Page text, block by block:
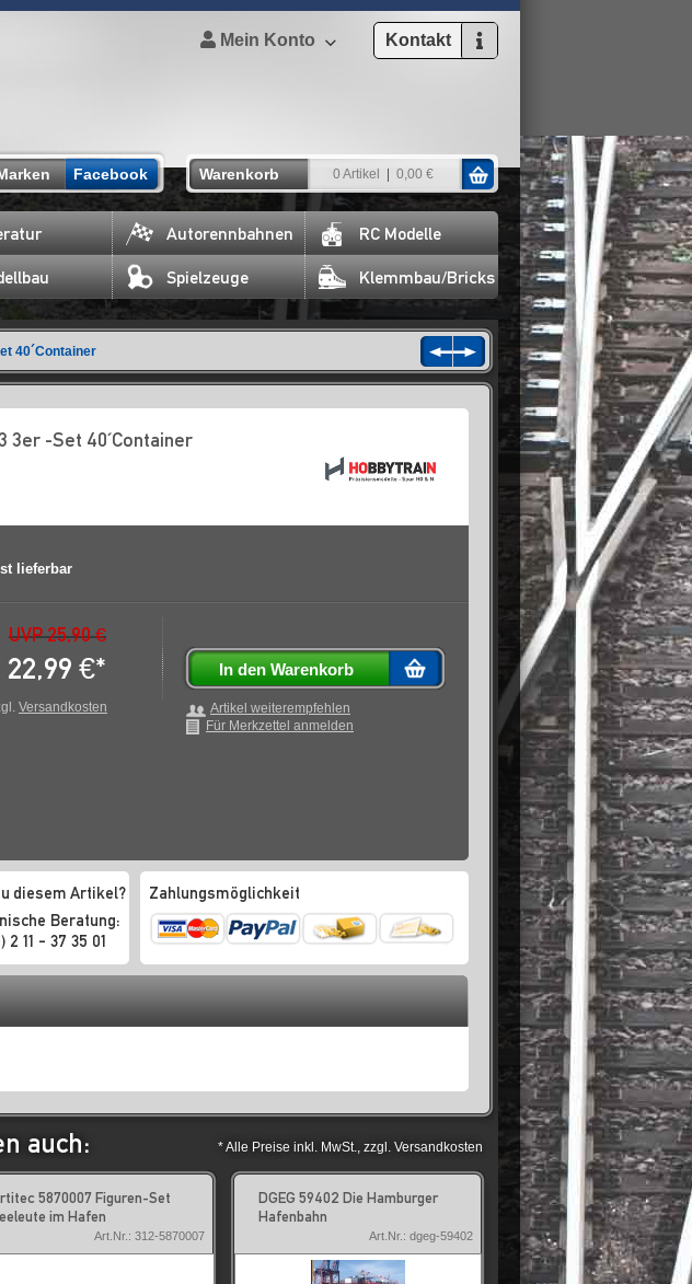
Mein Konto Kontakt
Facebook Warenkorb 0 Artikel 0,00 €
Autorennbahnen RC Modelle
Spielzeuge Klemmbau/Bricks
40´Container
3er -Set 40´Container
lieferbar
UVP 25,90 €
22,99 €*
Versandkosten
In den Warenkorb
Artikel weiterempfehlen
Für Merkzettel anmelden
diesem Artikel?
Beratung:
2 11 - 37 35 01
Zahlungsmöglichkeit
auch: * Alle Preise inkl. MwSt., zzgl. Versandkosten
5870007 Figuren-Set
im Hafen
Art.Nr.: 312-5870007
DGEG 59402 Die Hamburger
Hafenbahn
Art.Nr.: dgeg-59402